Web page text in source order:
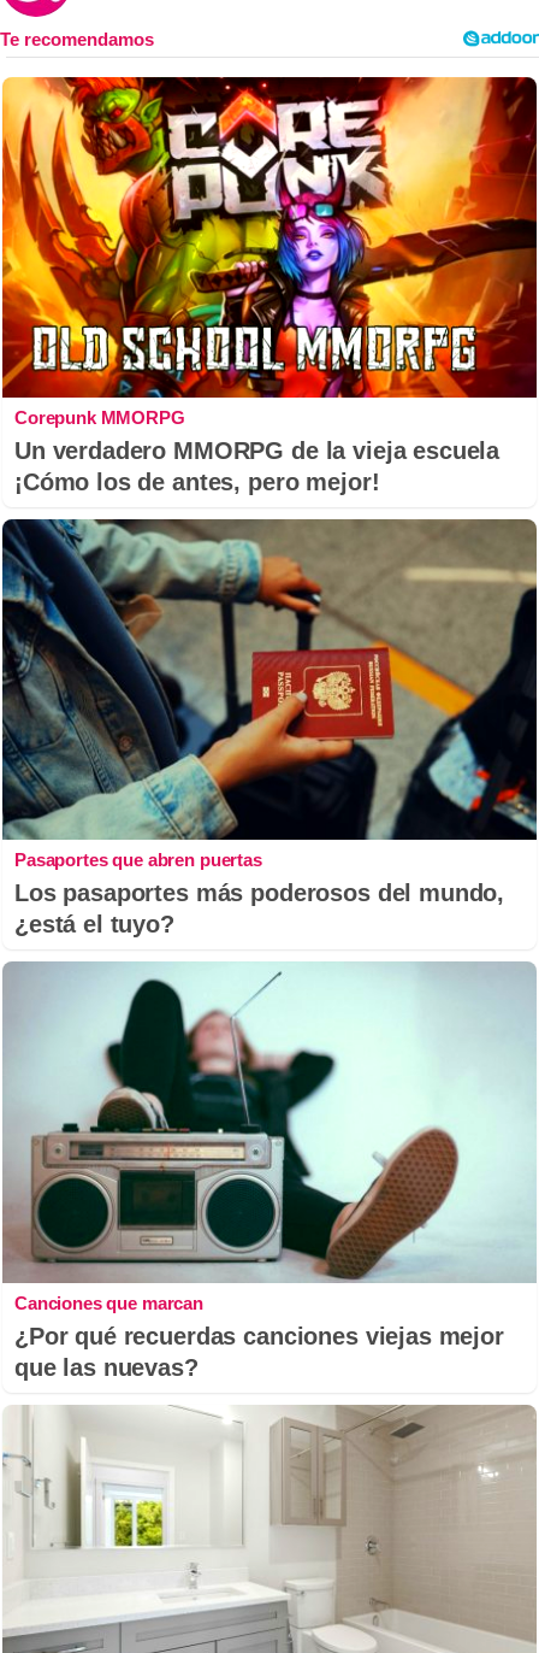
Corepunk MMORPG
Un verdadero MMORPG de la vieja escuela
¡Cómo los de antes, pero mejor!
Pasaportes que abren puertas
Los pasaportes más poderosos del mundo,
¿está el tuyo?
Canciones que marcan
¿Por qué recuerdas canciones viejas mejor
que las nuevas?